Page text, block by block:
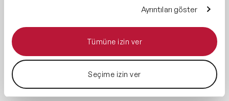
sağladığınız veya hizmetlerini kullanırken topladıkları
Ayrıntıları göster
Tümüne izin ver
Seçime izin ver
Kişisel Dönüşüm
Konuşmacıları
Yapay Zeka Konuşmacıları
Liderlik Konuşmacıları